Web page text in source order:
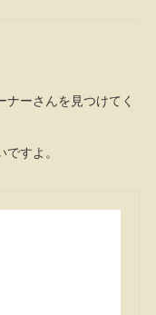
ーさんを見つけてく
すよ。